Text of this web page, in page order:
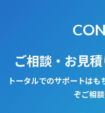
ご相談・お見
トータルでのサポートは
ぞご相